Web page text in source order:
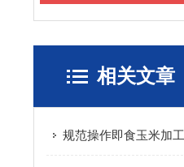
相关文章